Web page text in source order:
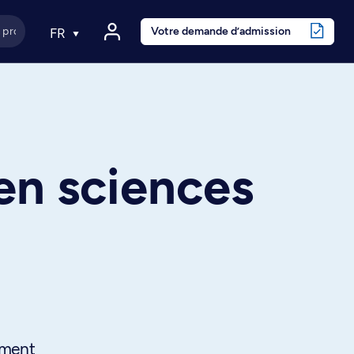
FR Votre demande d’admission
sciences